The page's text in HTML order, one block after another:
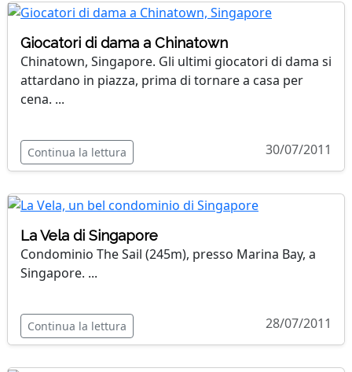
Giocatori di dama a Chinatown
Chinatown, Singapore. Gli ultimi giocatori di dama si
attardano in piazza, prima di tornare a casa per
cena. ...
Continua la lettura 30/07/2011
La Vela di Singapore
Condominio The Sail (245m), presso Marina Bay, a
Singapore. ...
Continua la lettura 28/07/2011